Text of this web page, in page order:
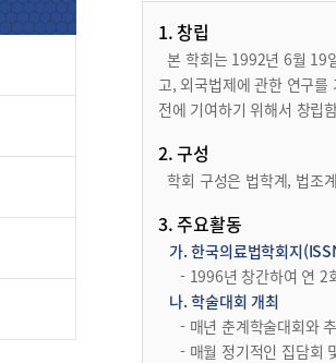
1. 창립
본 학회는 1992년 6월 19
고, 외국법제에 관한 연구를
전에 기여하기 위해서 창립
2. 구성
학회 구성은 법학계, 법조
3. 주요활동
가. 한국의료법학회지
- 1996년 창간하여 연 2
나. 학술대회 개최
- 매년 춘계학술대회와
- 매월 정기적인 집담회